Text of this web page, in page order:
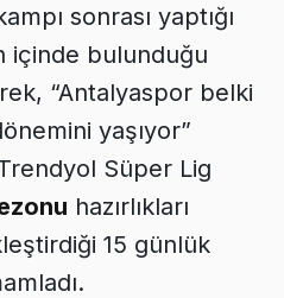
sonrası yaptığı
içinde bulunduğu
“Antalyaspor belki
yaşıyor”
Süper Lig
hazırlıkları
15 günlük